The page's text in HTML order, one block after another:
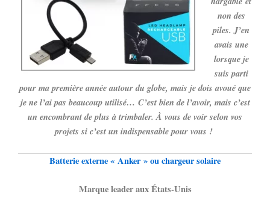
non des
piles. J’en
avais une
lorsque je
suis parti
pour ma première année autour du globe, mais je dois avoué que
je ne l’ai pas beaucoup utilisé… C’est bien de l’avoir, mais c’est
un encombrant de plus à trimbaler. À vous de voir selon vos
projets si c’est un indispensable pour vous !
Batterie externe « Anker » ou chargeur solaire
Marque leader aux États-Unis